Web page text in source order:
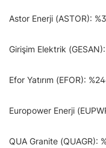
Astor Enerji (ASTOR):
Girişim Elektrik
Efor Yatırım (EFOR):
Europower Enerji
QUA Granite (QUAGR):